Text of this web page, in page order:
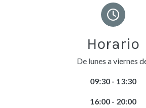
Horario
De lunes a viernes
09:30 - 13:30
16:00 - 20:00